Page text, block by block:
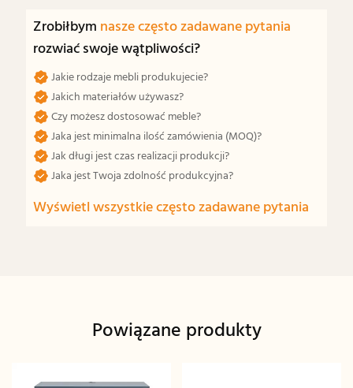
Zrobiłbym nasze często zadawane pytania
rozwiać swoje wątpliwości?
Jakie rodzaje mebli produkujecie?
Jakich materiałów używasz?
Czy możesz dostosować meble?
Jaka jest minimalna ilość zamówienia (MOQ)?
Jak długi jest czas realizacji produkcji?
Jaka jest Twoja zdolność produkcyjna?
Wyświetl wszystkie często zadawane pytania
Powiązane produkty